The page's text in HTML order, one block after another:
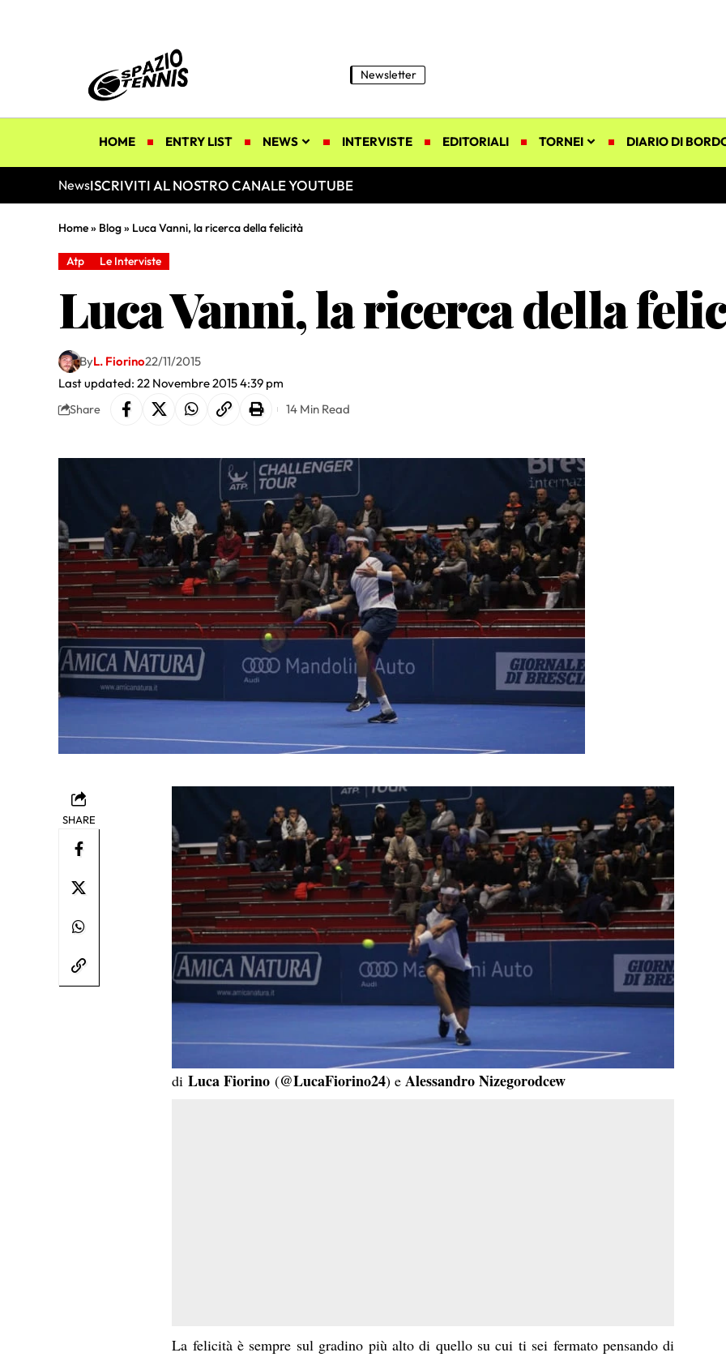
Newsletter
HOME ENTRY LIST NEWS INTERVISTE EDITORIALI TORNEI DIARIO DI
NewsISCRIVITI AL NOSTRO CANALE YOUTUBE
Home» Blog» Luca Vanni, la ricerca della felicità
Atp Le Interviste
Luca Vanni, la ricerca della
Last updated: 22 Novembre 2015 4:39 pm
ByL. Fiorino22/11/2015
Share 14 Min Read
SHARE
diLuca Fiorino (@LucaFiorino24) eAlessandro Nizegorodcew
La felicità è sempre sul gradino più alto di quello su cui ti sei fermato pensando di